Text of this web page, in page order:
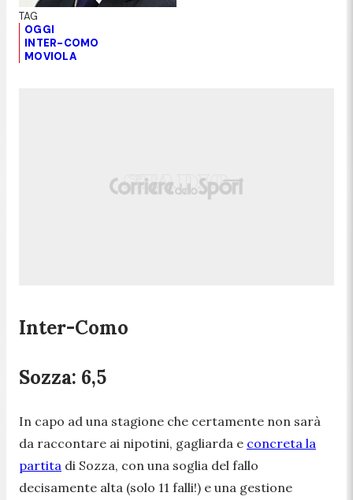
OGGI
INTER-COMO
MOVIOLA
Inter-Como
Sozza: 6,5
In capo ad una stagione che certamente non sarà
da raccontare ai nipotini, gagliarda e concreta la
partita di Sozza, con una soglia del fallo
decisamente alta (solo 11 falli!) e una gestione